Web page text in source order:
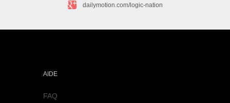
dailymotion.com/logic-nation
AIDE
FAQ